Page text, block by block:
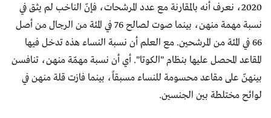
2020، نعرف أنه بالمقارنة مع عدد المرشحات، فإنّ الناخب لم يثق في
نسبة مهمة منهن، بينما صوت لصالح 76 في المئة من الرجال من أصل
66 في المئة من المرشحين. مع العلم أن نسبة النساء هذه تدخل فيها
المقاعد المحصل عليها بنظام "الكوتا". أي أن نسبة مهمّة منهن، تنافسن
بينهنّ على مقاعد محسومة للنساء مسبقاً، بينما فازت قلة منهن في
لوائح مختلطة بين الجنسين.